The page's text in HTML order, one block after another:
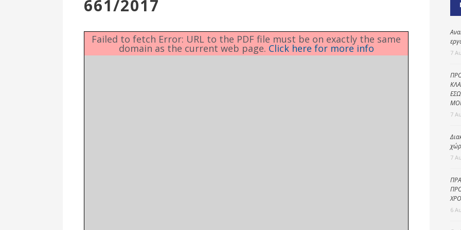
Επιτροπή
Ενότητες
Δημοτική
αστυνομία
661/2017
Failed to fetch Error: URL to the PDF file must be on exactly the same
domain as the current web page. Click here for more info 7
7
7
6